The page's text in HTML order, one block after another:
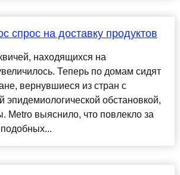
спрос на доставку продуктов
находящихся на
Теперь по домам сидят
вернувшиеся из стран с
эпидемиологической обстановкой,
Metro выяснило, что повлекло за